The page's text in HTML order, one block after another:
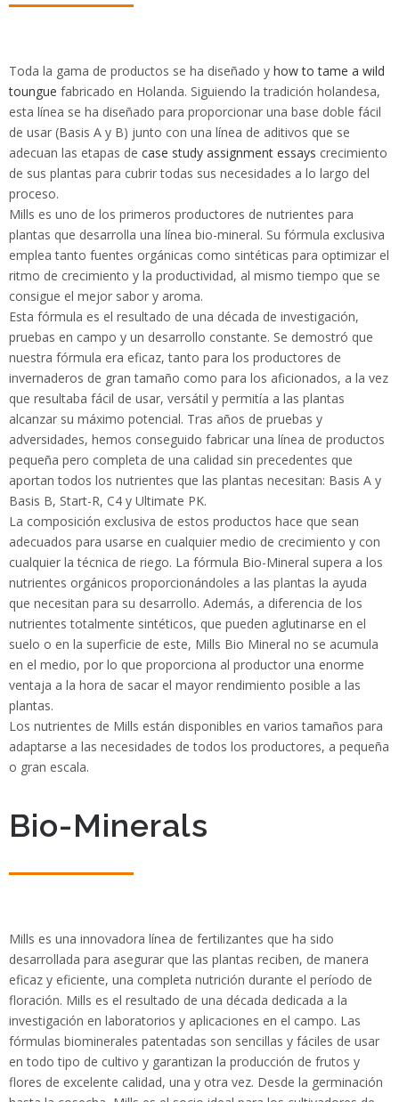
Toda la gama de productos se ha diseñado y how to tame a wild
toungue fabricado en Holanda. Siguiendo la tradición holandesa,
esta línea se ha diseñado para proporcionar una base doble fácil
de usar (Basis A y B) junto con una línea de aditivos que se
adecuan las etapas de case study assignment essays crecimiento
de sus plantas para cubrir todas sus necesidades a lo largo del
proceso.
Mills es uno de los primeros productores de nutrientes para
plantas que desarrolla una línea bio-mineral. Su fórmula exclusiva
emplea tanto fuentes orgánicas como sintéticas para optimizar el
ritmo de crecimiento y la productividad, al mismo tiempo que se
consigue el mejor sabor y aroma.
Esta fórmula es el resultado de una década de investigación,
pruebas en campo y un desarrollo constante. Se demostró que
nuestra fórmula era eficaz, tanto para los productores de
invernaderos de gran tamaño como para los aficionados, a la vez
que resultaba fácil de usar, versátil y permitía a las plantas
alcanzar su máximo potencial. Tras años de pruebas y
adversidades, hemos conseguido fabricar una línea de productos
pequeña pero completa de una calidad sin precedentes que
aportan todos los nutrientes que las plantas necesitan: Basis A y
Basis B, Start-R, C4 y Ultimate PK.
La composición exclusiva de estos productos hace que sean
adecuados para usarse en cualquier medio de crecimiento y con
cualquier la técnica de riego. La fórmula Bio-Mineral supera a los
nutrientes orgánicos proporcionándoles a las plantas la ayuda
que necesitan para su desarrollo. Además, a diferencia de los
nutrientes totalmente sintéticos, que pueden aglutinarse en el
suelo o en la superficie de este, Mills Bio Mineral no se acumula
en el medio, por lo que proporciona al productor una enorme
ventaja a la hora de sacar el mayor rendimiento posible a las
plantas.
Los nutrientes de Mills están disponibles en varios tamaños para
adaptarse a las necesidades de todos los productores, a pequeña
o gran escala.
Bio-Minerals
Mills es una innovadora línea de fertilizantes que ha sido
desarrollada para asegurar que las plantas reciben, de manera
eficaz y eficiente, una completa nutrición durante el período de
floración. Mills es el resultado de una década dedicada a la
investigación en laboratorios y aplicaciones en el campo. Las
fórmulas biominerales patentadas son sencillas y fáciles de usar
en todo tipo de cultivo y garantizan la producción de frutos y
flores de excelente calidad, una y otra vez. Desde la germinación